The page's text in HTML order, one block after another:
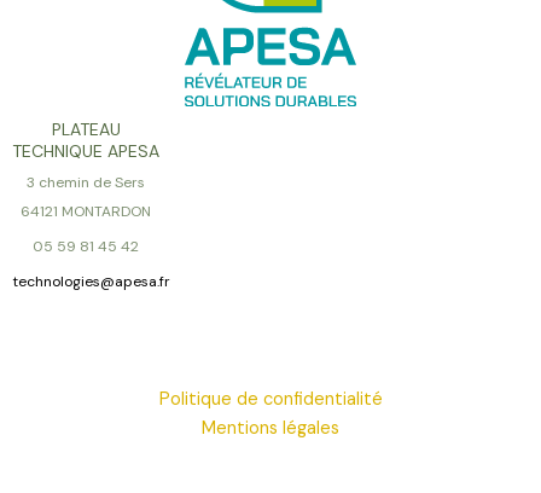
PLATEAU
TECHNIQUE APESA
3 chemin de Sers
64121 MONTARDON
05 59 81 45 42
technologies@apesa.fr
Politique de confidentialité
Mentions légales